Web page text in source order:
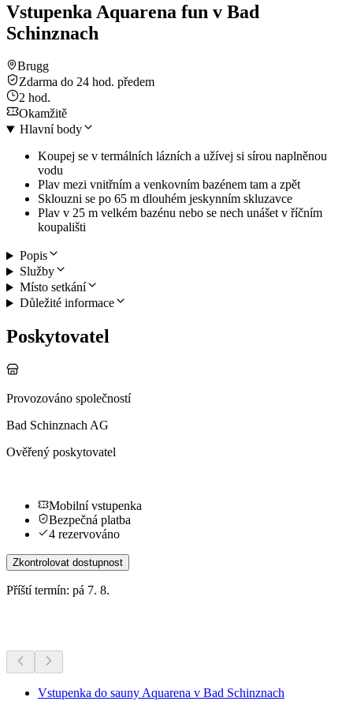
Vstupenka Aquarena fun v Bad
Schinznach
Brugg
Zdarma do 24 hod. předem
2 hod.
Okamžitě
Hlavní body
Koupej se v termálních lázních a užívej si sírou naplněnou
vodu
Plav mezi vnitřním a venkovním bazénem tam a zpět
Sklouzni se po 65 m dlouhém jeskynním skluzavce
Plav v 25 m velkém bazénu nebo se nech unášet v říčním
koupališti
Popis
Služby
Místo setkání
Důležité informace
Poskytovatel
Provozováno společností
Bad Schinznach AG
Ověřený poskytovatel
Mobilní vstupenka
Bezpečná platba
4 rezervováno
Zkontrolovat dostupnost
Příští termín: pá 7. 8.
Vstupenka do sauny Aquarena v Bad Schinznach